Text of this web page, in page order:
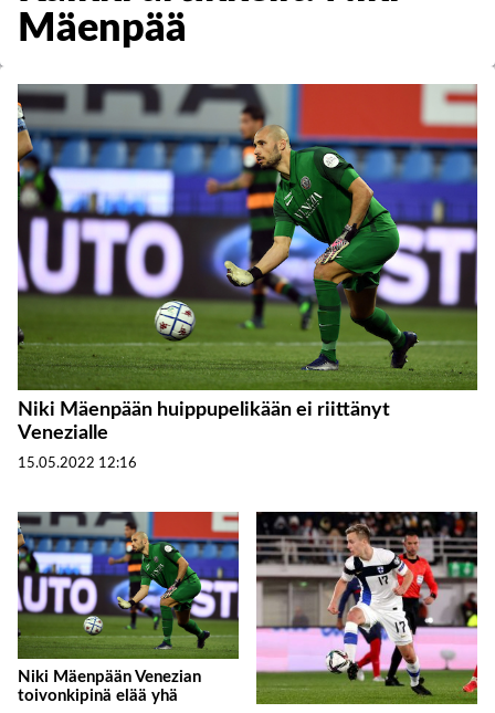
Mäenpää
Niki Mäenpään huippupelikään ei riittänyt
Venezialle
15.05.2022 12:16
Niki Mäenpään Venezian
toivonkipinä elää yhä